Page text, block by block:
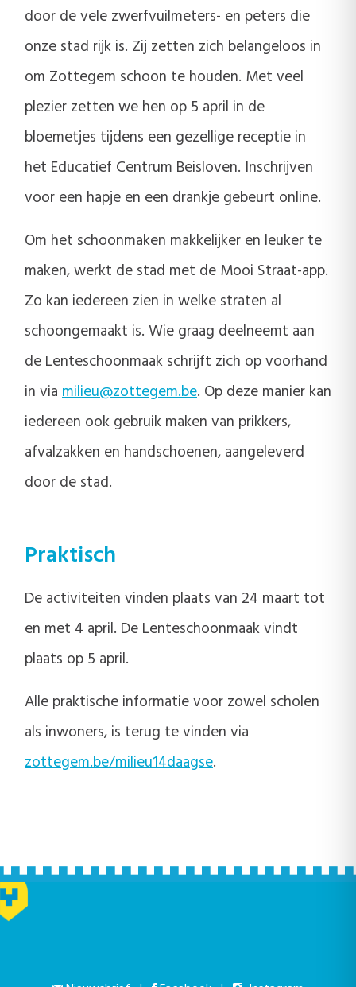
door de vele zwerfvuilmeters- en peters die
onze stad rijk is. Zij zetten zich belangeloos in
om Zottegem schoon te houden. Met veel
plezier zetten we hen op 5 april in de
bloemetjes tijdens een gezellige receptie in
het Educatief Centrum Beisloven. Inschrijven
voor een hapje en een drankje gebeurt online.
Om het schoonmaken makkelijker en leuker te
maken, werkt de stad met de Mooi Straat-app.
Zo kan iedereen zien in welke straten al
schoongemaakt is. Wie graag deelneemt aan
de Lenteschoonmaak schrijft zich op voorhand
in via milieu@zottegem.be. Op deze manier kan
iedereen ook gebruik maken van prikkers,
afvalzakken en handschoenen, aangeleverd
door de stad.
Praktisch
De activiteiten vinden plaats van 24 maart tot
en met 4 april. De Lenteschoonmaak vindt
plaats op 5 april.
Alle praktische informatie voor zowel scholen
als inwoners, is terug te vinden via
zottegem.be/milieu14daagse.